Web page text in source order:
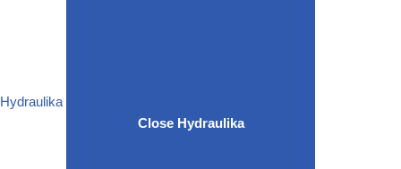
Hydraulika
Close Hydraulika